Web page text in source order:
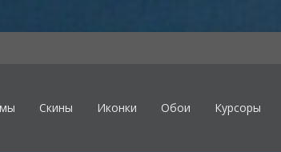
Скины Иконки Обои Курсоры